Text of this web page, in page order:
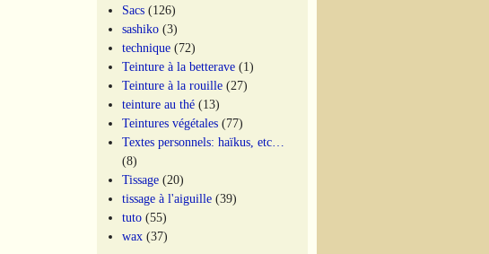
Sacs (126)
sashiko (3)
technique (72)
Teinture à la betterave (1)
Teinture à la rouille (27)
teinture au thé (13)
Teintures végétales (77)
Textes personnels: haïkus, etc…
(8)
Tissage (20)
tissage à l'aiguille (39)
tuto (55)
wax (37)